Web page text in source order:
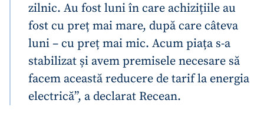
zilnic. Au fost luni în care achizițiile au
fost cu preț mai mare, după care câteva
luni – cu preț mai mic. Acum piața s-a
stabilizat și avem premisele necesare să
facem această reducere de tarif la energia
electrică”, a declarat Recean.